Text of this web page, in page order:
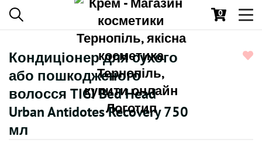
0
Кондиціонер для сухого
або пошкодженого
волосся TIGI Bed Head
Urban Antidotes Recovery 750
мл